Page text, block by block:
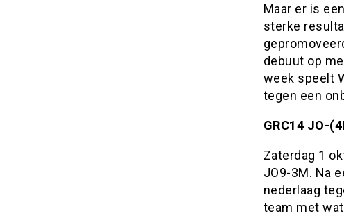
Maar er is
sterke
debuut op
week speelt
tegen een
GRC14 JO-
Zaterdag 1
JO9-3M. Na
nederlaag
team met